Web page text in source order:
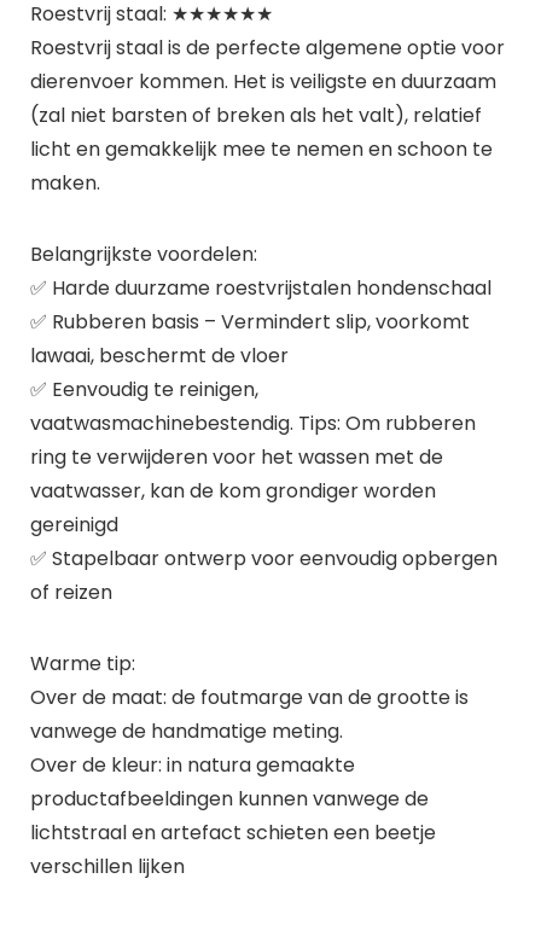
Roestvrij staal: ★★★★★★
Roestvrij staal is de perfecte algemene optie voor
dierenvoer kommen. Het is veiligste en duurzaam
(zal niet barsten of breken als het valt), relatief
licht en gemakkelijk mee te nemen en schoon te
maken.
Belangrijkste voordelen:
✅ Harde duurzame roestvrijstalen hondenschaal
✅ Rubberen basis – Vermindert slip, voorkomt
lawaai, beschermt de vloer
✅ Eenvoudig te reinigen,
vaatwasmachinebestendig. Tips: Om rubberen
ring te verwijderen voor het wassen met de
vaatwasser, kan de kom grondiger worden
gereinigd
✅ Stapelbaar ontwerp voor eenvoudig opbergen
of reizen
Warme tip:
Over de maat: de foutmarge van de grootte is
vanwege de handmatige meting.
Over de kleur: in natura gemaakte
productafbeeldingen kunnen vanwege de
lichtstraal en artefact schieten een beetje
verschillen lijken